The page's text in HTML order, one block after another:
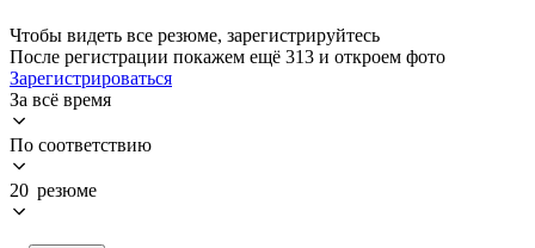
Чтобы видеть все резюме, зарегистрируйтесь
После регистрации покажем ещё 313 и откроем фото
Зарегистрироваться
За всё время
По соответствию
20 резюме